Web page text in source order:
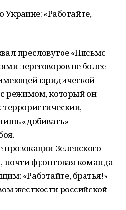
Украине: «Работайте,
пресловутое «Письмо
переговоров не более
юридической
режимом, который он
«добивать»
провокации Зеленского
почти фронтовая команда
«Работайте, братья!»
жесткости российской